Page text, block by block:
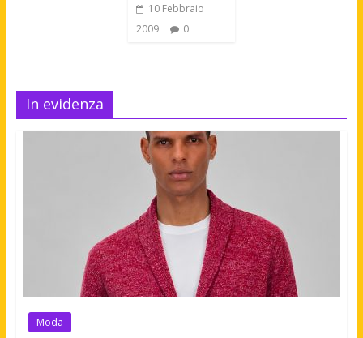
10 Febbraio
2009
0
In evidenza
Moda